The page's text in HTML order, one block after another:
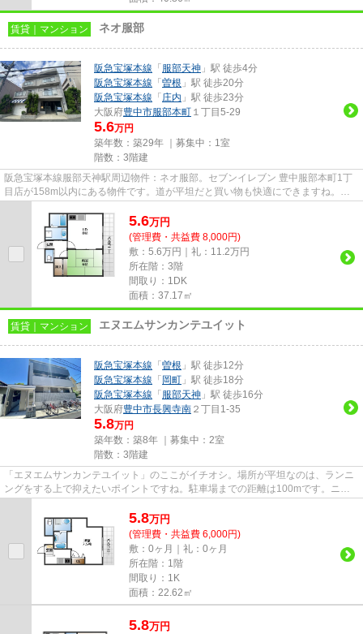
賃貸｜マンション ネオ服部
阪急宝塚本線 「 服部天神 」駅 徒歩4分
阪急宝塚本線 「 曽根 」駅 徒歩20分
阪急宝塚本線 「 庄内 」駅 徒歩23分
大阪府豊中市服部本町 １丁目5-29
5.6万円
築年数：築29年 ｜募集中： 1室
階数：3階建
阪急宝塚本線服部天神駅周辺物件：ネオ服部。セブンイレブン 豊中服部本町1丁
目店が158m以内にある物件です。道が平坦だと買い物も快適にできますね。お
5.6万円
(管理費・共益費 8,000円)
敷：5.6万円｜礼：11.2万円
所在階：3階
間取り：1DK
面積：37.17㎡
賃貸｜マンション エヌエムサンカンテユイット
阪急宝塚本線 「 曽根 」駅 徒歩12分
阪急宝塚本線 「 岡町 」駅 徒歩18分
阪急宝塚本線 「 服部天神 」駅 徒歩16分
大阪府豊中市長興寺南 ２丁目1-35
5.8万円
築年数：築8年 ｜募集中： 2室
階数：3階建
「エヌエムサンカンテユイット」のここがイチオシ。場所が平坦なのは、ランニ
ングをする上で抑えたいポイントですね。駐車場までの距離は100mです。ニー
5.8万円
(管理費・共益費 6,000円)
敷：0ヶ月｜礼：0ヶ月
所在階：1階
間取り：1K
面積：22.62㎡
5.8万円